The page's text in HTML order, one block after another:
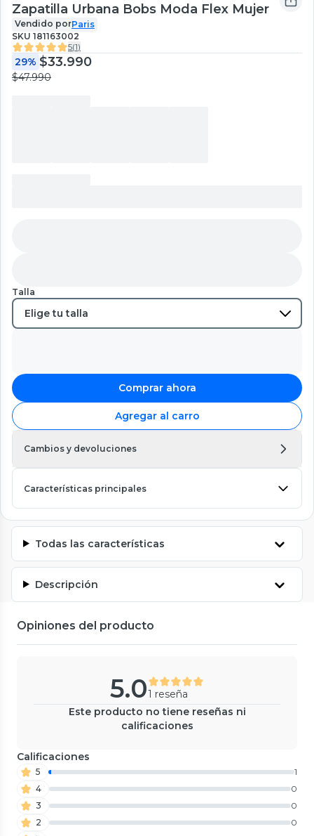
Zapatilla Urbana Bobs Moda Flex Mujer
Vendido porParis
SKU 181163002
5(1)
29% $33.990
$47.990
Talla
Comprar ahora
Agregar al carro
Cambios y devoluciones
Características principales
Todas las características
Descripción
Opiniones del producto
5.01 reseña
Este producto no tiene reseñas ni
calificaciones
Calificaciones
5
1
4
0
3
0
2
0